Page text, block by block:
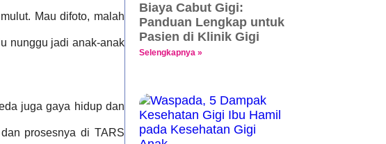
Mau difoto, malah
nunggu jadi anak-anak
juga gaya hidup dan
prosesnya di TARS
Biaya Cabut Gigi:
Panduan Lengkap untuk
Pasien di Klinik Gigi
Selengkapnya »